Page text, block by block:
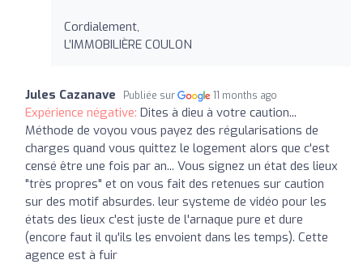
Cordialement,
L’IMMOBILIÈRE COULON
Jules Cazanave Publiée sur 11 months ago
Expérience négative: Dites à dieu à votre caution...
Méthode de voyou vous payez des régularisations de
charges quand vous quittez le logement alors que c'est
censé être une fois par an... Vous signez un état des lieux
"très propres" et on vous fait des retenues sur caution
sur des motif absurdes. leur systeme de vidéo pour les
états des lieux c'est juste de l'arnaque pure et dure
(encore faut il qu'ils les envoient dans les temps). Cette
agence est à fuir